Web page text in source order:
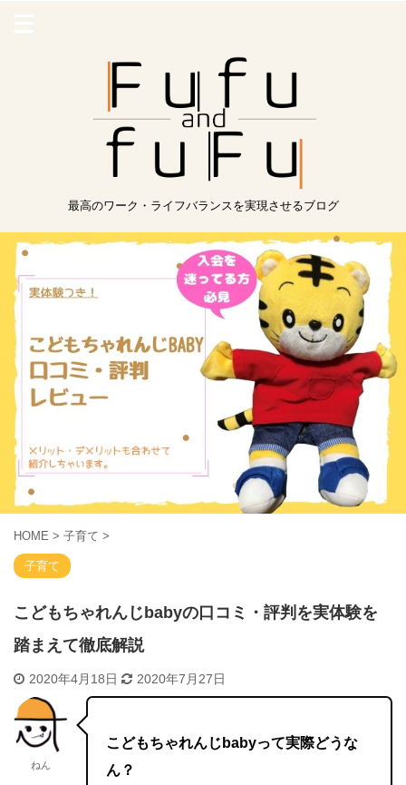
最高のワーク・ライフバランスを実現させるブログ
HOME > 子育て >
子育て
こどもちゃれんじbabyの口コミ・評判を実体験を
踏まえて徹底解説
2020年4月18日 2020年7月27日
ねん
こどもちゃれんじbabyって実際どうな
ん？